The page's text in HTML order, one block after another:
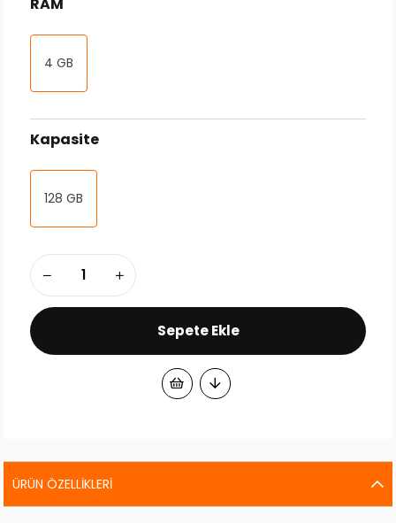
4 GB
Kapasite
128 GB
ÜRÜN ÖZELLIKLERI